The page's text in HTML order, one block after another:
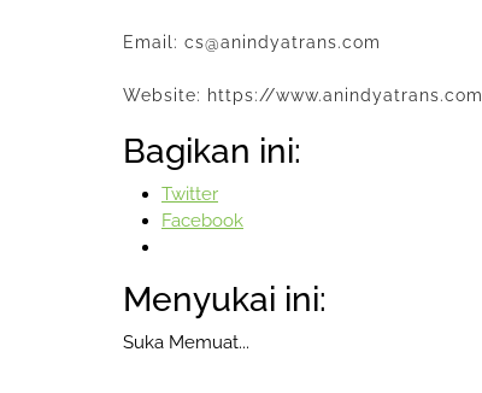
Email: cs@anindyatrans.com
Website: https://www.anindyatrans.com
Bagikan ini:
Twitter
Facebook
Menyukai ini:
Suka Memuat...